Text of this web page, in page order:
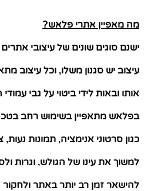
מה מאפיין אתרי פלאש?
ישנם סוגים שונים של עיצובי
עיצוב יש סגנון משלו, וכל עיצוב
אותו ובאות לידי ביטוי על גבי
בפלאש מתאפיין בשימוש רחב
כגון סרטוני אנימציה, תמונות נעות,
למשוך את עינו של הגולש, וגרות
להישאר זמן רב יותר באתר ולחקור